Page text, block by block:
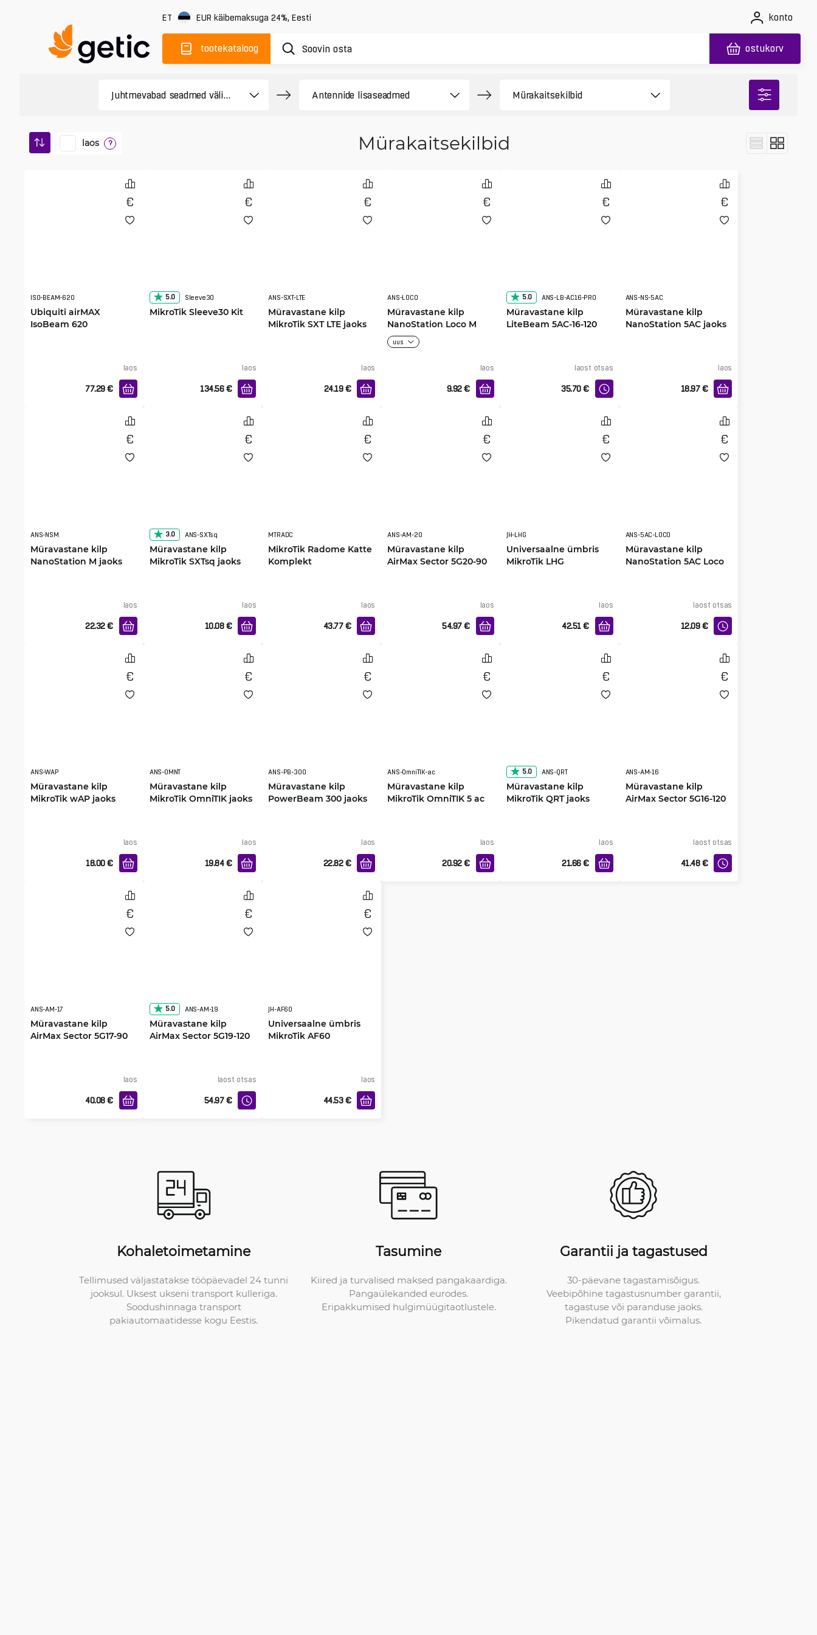
ET EUR käibemaksuga 24%, Eesti konto
tootekataloog ostukorv
laos ? Mürakaitsekilbid
ISO-BEAM-620
Ubiquiti airMAX
IsoBeam 620
laos
77.29 €
5.0 Sleeve30
MikroTik Sleeve30 Kit
laos
134.56 €
ANS-SXT-LTE
Müravastane kilp
MikroTik SXT LTE jaoks
laos
24.19 €
ANS-LOCO
Müravastane kilp
NanoStation Loco M
jaoks
uus
laos
9.92 €
5.0 ANS-LB-AC16-PRO
Müravastane kilp
LiteBeam 5AC-16-120
laost otsas
35.70 €
ANS-NS-5AC
Müravastane kilp
NanoStation 5AC jaoks
laos
18.97 €
ANS-NSM
Müravastane kilp
NanoStation M jaoks
laos
22.32 €
3.0 ANS-SXTsq
Müravastane kilp
MikroTik SXTsq jaoks
laos
10.08 €
MTRADC
MikroTik Radome Katte
Komplekt
laos
43.77 €
ANS-AM-20
Müravastane kilp
AirMax Sector 5G20-90
laos
54.97 €
JH-LHG
Universaalne ümbris
MikroTik LHG
laos
42.51 €
ANS-5AC-LOCO
Müravastane kilp
NanoStation 5AC Loco
laost otsas
12.09 €
ANS-WAP
Müravastane kilp
MikroTik wAP jaoks
laos
18.00 €
ANS-OMNT
Müravastane kilp
MikroTik OmniTIK jaoks
laos
19.84 €
ANS-PB-300
Müravastane kilp
PowerBeam 300 jaoks
laos
22.82 €
ANS-OmniTIK-ac
Müravastane kilp
MikroTik OmniTIK 5 ac
laos
20.92 €
5.0 ANS-QRT
Müravastane kilp
MikroTik QRT jaoks
laos
21.66 €
ANS-AM-16
Müravastane kilp
AirMax Sector 5G16-120
laost otsas
41.48 €
ANS-AM-17
Müravastane kilp
AirMax Sector 5G17-90
laos
40.08 €
5.0 ANS-AM-19
Müravastane kilp
AirMax Sector 5G19-120
laost otsas
54.97 €
JH-AF60
Universaalne ümbris
MikroTik AF60
laos
44.53 €
Kohaletoimetamine
Tellimused väljastatakse tööpäevadel 24 tunni
jooksul. Uksest ukseni transport kulleriga.
Soodushinnaga transport
pakiautomaatidesse kogu Eestis.
Tasumine
Kiired ja turvalised maksed pangakaardiga.
Pangaülekanded eurodes.
Eripakkumised hulgimüügitaotlustele.
Garantii ja tagastused
30-päevane tagastamisõigus.
Veebipõhine tagastusnumber garantii,
tagastuse või paranduse jaoks.
Pikendatud garantii võimalus.